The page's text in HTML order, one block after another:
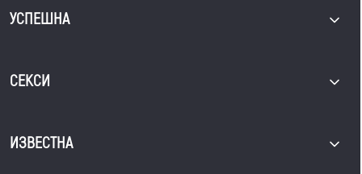
УСПЕШНА
СЕКСИ
ИЗВЕСТНА